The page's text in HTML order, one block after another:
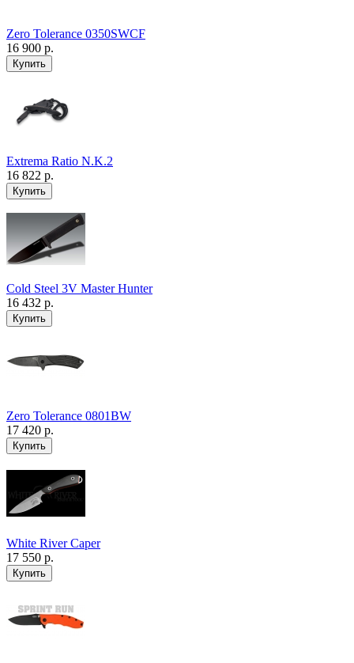
Zero Tolerance 0350SWCF
16 900 р.
Extrema Ratio N.K.2
16 822 р.
Cold Steel 3V Master Hunter
16 432 р.
Zero Tolerance 0801BW
17 420 р.
White River Caper
17 550 р.